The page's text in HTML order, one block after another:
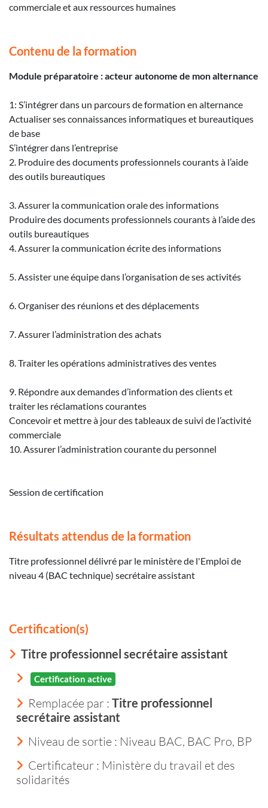
commerciale et aux ressources humaines
Contenu de la formation
Module préparatoire : acteur autonome de mon alternance
1: S’intégrer dans un parcours de formation en alternance
Actualiser ses connaissances informatiques et bureautiques
de base
S’intégrer dans l’entreprise
2. Produire des documents professionnels courants à l’aide
des outils bureautiques
3. Assurer la communication orale des informations
Produire des documents professionnels courants à l’aide des
outils bureautiques
4. Assurer la communication écrite des informations
5. Assister une équipe dans l’organisation de ses activités
6. Organiser des réunions et des déplacements
7. Assurer l’administration des achats
8. Traiter les opérations administratives des ventes
9. Répondre aux demandes d’information des clients et
traiter les réclamations courantes
Concevoir et mettre à jour des tableaux de suivi de l’activité
commerciale
10. Assurer l’administration courante du personnel
Session de certification
Résultats attendus de la formation
Titre professionnel délivré par le ministère de l'Emploi de
niveau 4 (BAC technique) secrétaire assistant
Certification(s)
Titre professionnel secrétaire assistant
Certification active
Remplacée par : Titre professionnel
secrétaire assistant
Niveau de sortie : Niveau BAC, BAC Pro, BP
Certificateur : Ministère du travail et des
solidarités